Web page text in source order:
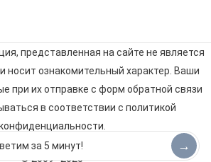
представленная на сайте не является
носит ознакомительный характер. Ваши
при их отправке с форм обратной связи
в соответствии с политикой
© 2009–2025
→